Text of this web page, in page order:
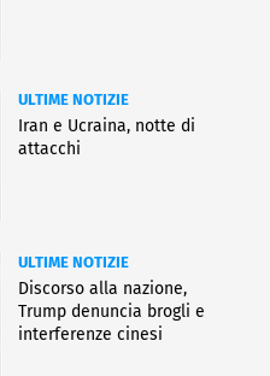
ULTIME NOTIZIE
Iran e Ucraina, notte di
attacchi
ULTIME NOTIZIE
Discorso alla nazione,
Trump denuncia brogli e
interferenze cinesi